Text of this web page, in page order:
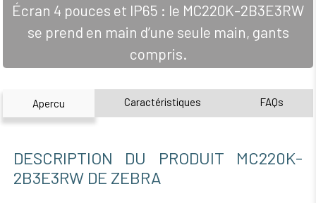
Écran 4 pouces et IP65 : le MC220K-2B3E3RW
se prend en main d’une seule main, gants
compris.
Apercu Caractéristiques FAQs
DESCRIPTION DU PRODUIT MC220K-
2B3E3RW DE ZEBRA